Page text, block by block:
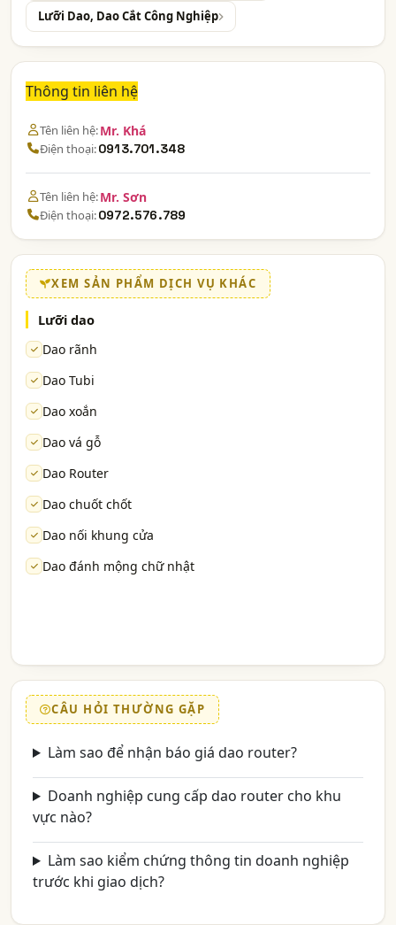
Lưỡi Dao, Dao Cắt Công Nghiệp
Thông tin liên hệ
Tên liên hệ:Mr. Khá
Điện thoại:0913.701.348
Tên liên hệ:Mr. Sơn
Điện thoại:0972.576.789
XEM SẢN PHẨM DỊCH VỤ KHÁC
Lưỡi dao
Dao rãnh
Dao Tubi
Dao xoắn
Dao vá gỗ
Dao Router
Dao chuốt chốt
Dao nối khung cửa
Dao đánh mộng chữ nhật
CÂU HỎI THƯỜNG GẶP
Làm sao để nhận báo giá dao router?
Doanh nghiệp cung cấp dao router cho khu
vực nào?
Làm sao kiểm chứng thông tin doanh nghiệp
trước khi giao dịch?